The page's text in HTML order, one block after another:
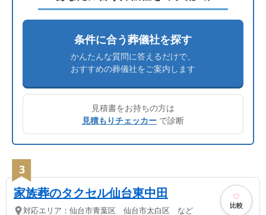
条件に合う葬儀社を探す
かんたんな質問に答えるだけで、
おすすめの葬儀社をご案内します
見積書をお持ちの方は
見積もりチェッカー で診断
3
家族葬のタクセル仙台東中田
対応エリア： 仙台市青葉区 仙台市太白区 など 比較